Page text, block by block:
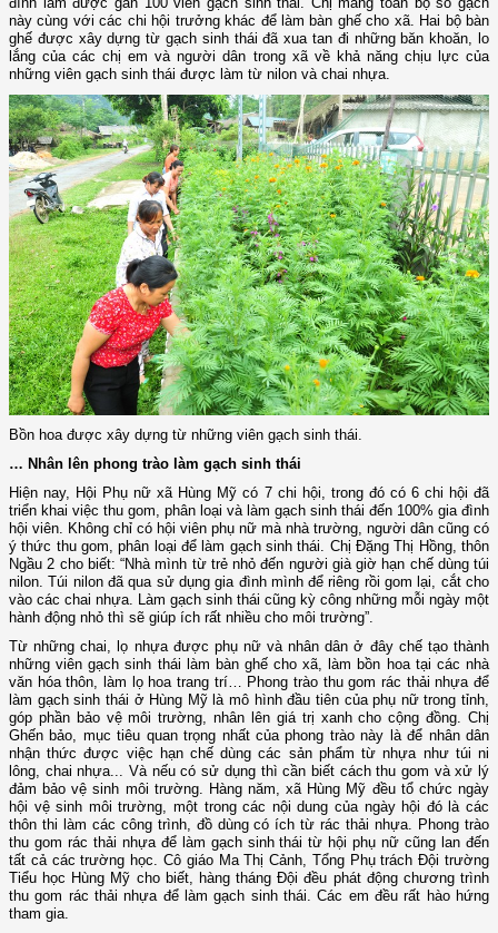
này cùng với các chi hội trưởng khác để làm bàn ghế cho xã. Hai bộ bàn
ghế được xây dựng từ gạch sinh thái đã xua tan đi những băn khoăn, lo
lắng của các chị em và người dân trong xã về khả năng chịu lực của
những viên gạch sinh thái được làm từ nilon và chai nhựa.
Bồn hoa được xây dựng từ những viên gạch sinh thái.
… Nhân lên phong trào làm gạch sinh thái
Hiện nay, Hội Phụ nữ xã Hùng Mỹ có 7 chi hội, trong đó có 6 chi hội đã
triển khai việc thu gom, phân loại và làm gạch sinh thái đến 100% gia đình
hội viên. Không chỉ có hội viên phụ nữ mà nhà trường, người dân cũng có
ý thức thu gom, phân loại để làm gạch sinh thái. Chị Đặng Thị Hồng, thôn
Ngầu 2 cho biết: “Nhà mình từ trẻ nhỏ đến người già giờ hạn chế dùng túi
nilon. Túi nilon đã qua sử dụng gia đình mình để riêng rồi gom lại, cắt cho
vào các chai nhựa. Làm gạch sinh thái cũng kỳ công những mỗi ngày một
hành động nhỏ thì sẽ giúp ích rất nhiều cho môi trường”.
Từ những chai, lọ nhựa được phụ nữ và nhân dân ở đây chế tạo thành
những viên gạch sinh thái làm bàn ghế cho xã, làm bồn hoa tại các nhà
văn hóa thôn, làm lọ hoa trang trí… Phong trào thu gom rác thải nhựa để
làm gạch sinh thái ở Hùng Mỹ là mô hình đầu tiên của phụ nữ trong tỉnh,
góp phần bảo vệ môi trường, nhân lên giá trị xanh cho cộng đồng. Chị
Ghến bảo, mục tiêu quan trọng nhất của phong trào này là để nhân dân
nhận thức được việc hạn chế dùng các sản phẩm từ nhựa như túi ni
lông, chai nhựa... Và nếu có sử dụng thì cần biết cách thu gom và xử lý
đảm bảo vệ sinh môi trường. Hàng năm, xã Hùng Mỹ đều tổ chức ngày
hội vệ sinh môi trường, một trong các nội dung của ngày hội đó là các
thôn thi làm các công trình, đồ dùng có ích từ rác thải nhựa. Phong trào
thu gom rác thải nhựa để làm gạch sinh thái từ hội phụ nữ cũng lan đến
tất cả các trường học. Cô giáo Ma Thị Cảnh, Tổng Phụ trách Đội trường
Tiểu học Hùng Mỹ cho biết, hàng tháng Đội đều phát động chương trình
thu gom rác thải nhựa để làm gạch sinh thái. Các em đều rất hào hứng
tham gia.